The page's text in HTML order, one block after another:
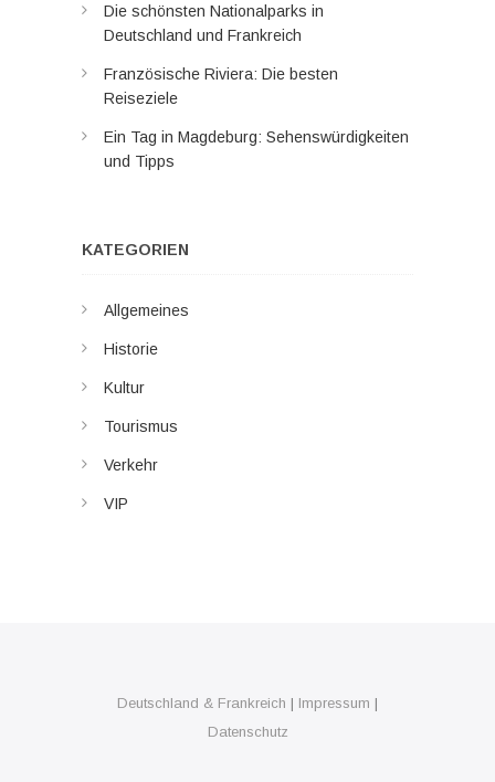
Die schönsten Nationalparks in
Deutschland und Frankreich
Französische Riviera: Die besten
Reiseziele
Ein Tag in Magdeburg: Sehenswürdigkeiten
und Tipps
KATEGORIEN
Allgemeines
Historie
Kultur
Tourismus
Verkehr
VIP
Deutschland & Frankreich | Impressum |
Datenschutz